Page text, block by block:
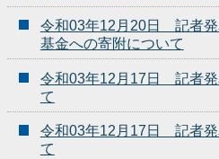
令和03年12月20日 記者
基金への寄附について
令和03年12月17日 記者
て
令和03年12月17日 記者
て